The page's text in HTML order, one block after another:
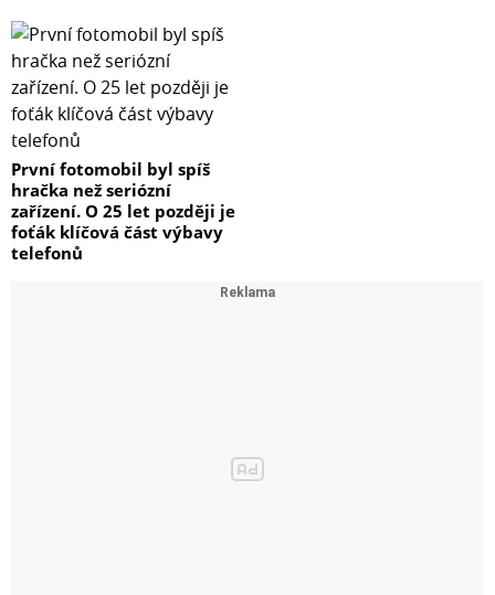
První fotomobil byl spíš
hračka než seriózní
zařízení. O 25 let později je
foťák klíčová část výbavy
telefonů